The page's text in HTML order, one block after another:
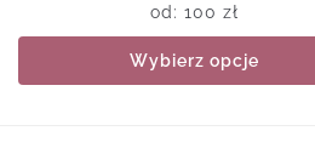
od: 100 zł
Wybierz opcje